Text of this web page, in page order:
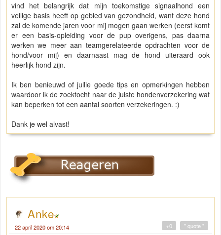
vind het belangrijk dat mijn toekomstige signaalhond een
veilige basis heeft op gebied van gezondheid, want deze hond
zal de komende jaren voor mij mogen gaan werken (eerst komt
er een basis-opleiding voor de pup overigens, pas daarna
werken we meer aan teamgerelateerde opdrachten voor de
hond/voor mij) en daarnaast mag de hond uiteraard ook
heerlijk hond zijn.
Ik ben benieuwd of jullie goede tips en opmerkingen hebben
waardoor ik de zoektocht naar de juiste hondenverzekering wat
kan beperken tot een aantal soorten verzekeringen. :)
Dank je wel alvast!
Anke
22 april 2020 om 20:14 " quote "
+0